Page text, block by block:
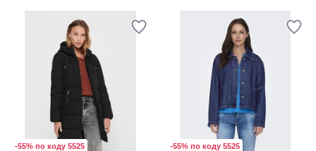
-55% по коду 5525 -55% по коду 5525